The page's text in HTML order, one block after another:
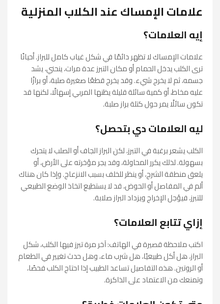
علامات الإمساك عند الكلاب المنزلية
إيه العلامات؟
علامات الإمساك لا تظهر دائمًا في شكل غياب كامل للبراز. أحيانًا
ترى الكلب يدخل الحمام أو مكان التبرز عدة مرات، ينحني، يشد
جسمه، ثم لا يخرج شيء. وقد يخرج قطعًا صغيرة صلبة، أو برازًا
عليه مخاط، أو كمية سائلة قليلة يظنها المربي إسهالًا، لكنها قد
تكون سائلًا يمر حول كتلة براز صلبة.
ليه العلامات دي بتحصل؟
الكلب يشعر برغبة في التبرز، لكن البراز الجاف أو الصلب لا يتحرك
بسهولة. لذلك يكرر المحاولة، وقد يجر مؤخرته على الأرض، أو
يلعق منطقة الشرج، أو ينظر للخلف بسبب الانزعاج. وإذا كان هناك
ألم في المفاصل أو الحوض، قد لا يستطيع اتخاذ الوضع الطبيعي
للتبرز، فيؤجل الإخراج ويزداد البراز صلابة.
إزاي تتابع العلامات؟
اكتب ملاحظة قصيرة في الهاتف: آخر مرة تبرز فيها الكلب، شكل
البراز، هل أكل طبيعيًا، هل شرب ماء، وهل حدث تغيير في الطعام
أو الروتين. هذه التفاصيل تساعد الطبيب إذا احتاج الكلب فحصًا،
وتمنعك من الاعتماد على الذاكرة.